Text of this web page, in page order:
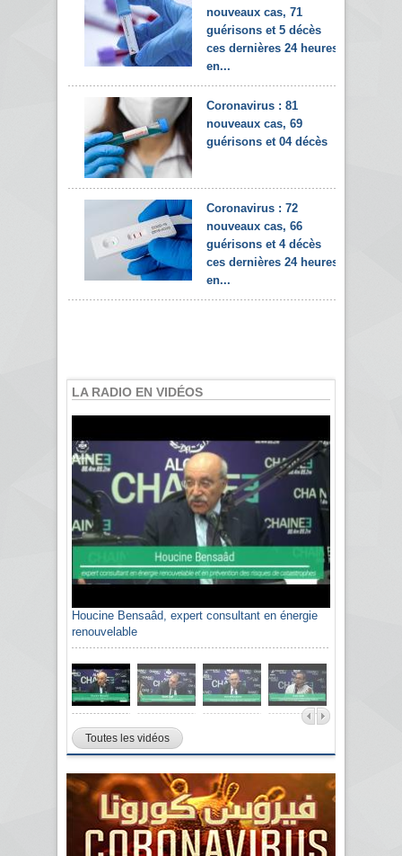
nouveaux cas, 71
guérisons et 5 décès
ces dernières 24 heures
en...
Coronavirus : 81
nouveaux cas, 69
guérisons et 04 décès
Coronavirus : 72
nouveaux cas, 66
guérisons et 4 décès
ces dernières 24 heures
en...
LA RADIO EN VIDÉOS
Houcine Bensaâd, expert consultant en énergie
renouvelable
Toutes les vidéos